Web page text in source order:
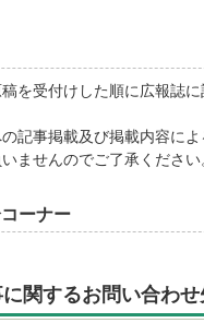
を受付けした順に広報誌
記事掲載及び掲載内容に
ませんのでご了承ください
ーナー
関するお問い合わせ